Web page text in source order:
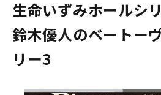
生命いずみホールシ
鈴木優人のベートー
リー3